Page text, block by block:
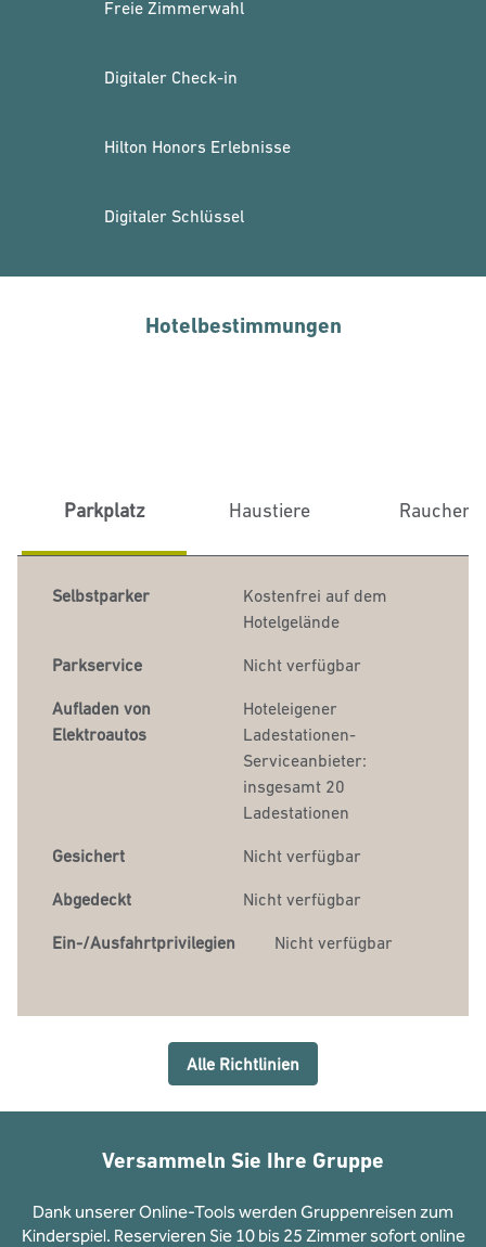
Freie Zimmerwahl
Digitaler Check-in
Hilton Honors Erlebnisse
Digitaler Schlüssel
Hotelbestimmungen
Parkplatz Haustiere Raucher
Selbstparker
Kostenfrei auf dem
Hotelgelände
Parkservice Nicht verfügbar
Aufladen von
Elektroautos
Hoteleigener
Ladestationen-
Serviceanbieter:
insgesamt 20
Ladestationen
Gesichert Nicht verfügbar
Abgedeckt Nicht verfügbar
Ein-/Ausfahrtprivilegien Nicht verfügbar
Alle Richtlinien
Versammeln Sie Ihre Gruppe
Dank unserer Online-Tools werden Gruppenreisen zum
Kinderspiel. Reservieren Sie 10 bis 25 Zimmer sofort online